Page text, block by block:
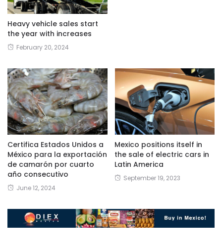
Heavy vehicle sales start
the year with increases
February 20, 2024
Certifica Estados Unidos a
México para la exportación
de camarón por cuarto
año consecutivo
June 12, 2024
Mexico positions itself in
the sale of electric cars in
Latin America
September 19, 2023